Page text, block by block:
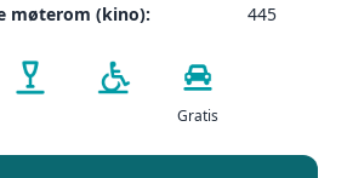
møterom (kino):
445
Gratis